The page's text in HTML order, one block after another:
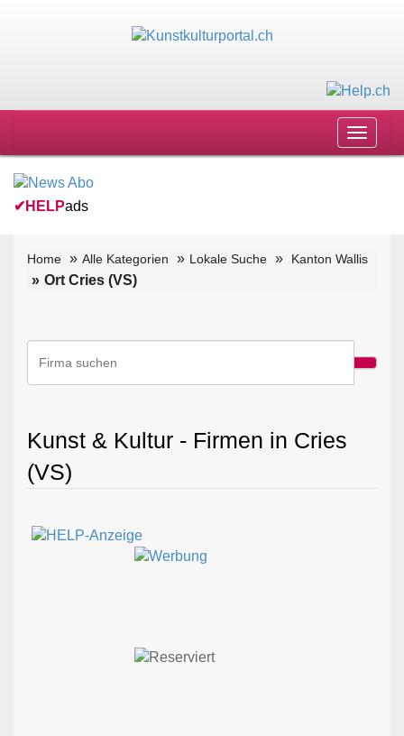
Toggle
✔ HELPads
Home Alle Kategorien Lokale Suche Kanton Wallis
Ort Cries (VS)
Kunst & Kultur - Firmen in Cries
(VS)